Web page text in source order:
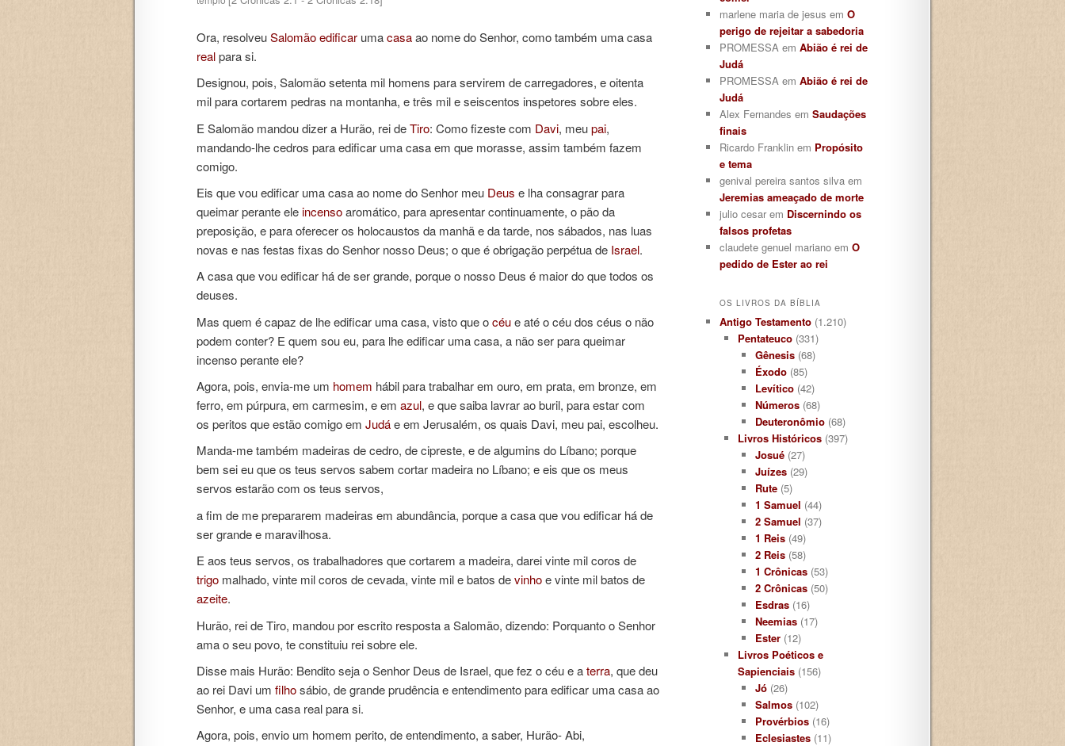
Ora, resolveuSalomãoedificar umacasaao nome do Senhor, como também uma casa
realpara si.
Designou, pois, Salomão setenta mil homens para servirem de carregadores, e oitenta
mil para cortarem pedras na montanha, e três mil e seiscentos inspetores sobre eles.
E Salomão mandou dizer a Hurão, rei deTiro: Como fizeste com Davi, meupai,
mandando-lhe cedros para edificar uma casa em que morasse, assim também fazem
comigo.
Eis que vou edificar uma casa ao nome do Senhor meu Deus e lha consagrar para
queimar perante eleincensoaromático, para apresentar continuamente, o pão da
preposição, e para oferecer os holocaustos da manhã e da tarde, nos sábados, nas luas
novas e nas festas fixas do Senhor nosso Deus; o que é obrigação perpétua de Israel.
A casa que vou edificar há de ser grande, porque o nosso Deus é maior do que todos os
deuses.
Mas quem é capaz de lhe edificar uma casa, visto que océue até o céu dos céus o não
podem conter? E quem sou eu, para lhe edificar uma casa, a não ser para queimar
incenso perante ele?
Agora, pois, envia-me um homem hábil para trabalhar em ouro, em prata, em bronze, em
ferro, em púrpura, em carmesim, e em azul, e que saiba lavrar ao buril, para estar com
os peritos que estão comigo em Judáe em Jerusalém, os quais Davi, meu pai, escolheu.
Manda-me também madeiras de cedro, de cipreste, e de algumins do Líbano; porque
bem sei eu que os teus servos sabem cortar madeira no Líbano; e eis que os meus
servos estarão com os teus servos,
a fim de me prepararem madeiras em abundância, porque a casa que vou edificar há de
ser grande e maravilhosa.
E aos teus servos, os trabalhadores que cortarem a madeira, darei vinte mil coros de
trigo malhado, vinte mil coros de cevada, vinte mil e batos devinhoe vinte mil batos de
azeite.
Hurão, rei de Tiro, mandou por escrito resposta a Salomão, dizendo: Porquanto o Senhor
ama o seu povo, te constituiu rei sobre ele.
Disse mais Hurão: Bendito seja o Senhor Deus de Israel, que fez o céu e aterra, que deu
ao rei Davi um filhosábio, de grande prudência e entendimento para edificar uma casa ao
Senhor, e uma casa real para si.
Agora, pois, envio um homem perito, de entendimento, a saber, Hurão- Abi,
marlene maria de jesus em O
perigo de rejeitar a sabedoria
PROMESSA em Abião é rei de
Judá
PROMESSA em Abião é rei de
Judá
Alex Fernandes em Saudações
finais
Ricardo Franklin em Propósito
e tema
genival pereira santos silva em
Jeremias ameaçado de morte
julio cesar em Discernindo os
falsos profetas
claudete genuel mariano em O
pedido de Ester ao rei
OS LIVROS DA BÍBLIA
Antigo Testamento (1.210)
Pentateuco(331)
Gênesis (68)
Éxodo (85)
Levítico (42)
Números (68)
Deuteronômio (68)
Livros Históricos(397)
Josué (27)
Juízes (29)
Rute (5)
1 Samuel (44)
2 Samuel (37)
1 Reis (49)
2 Reis (58)
1 Crônicas (53)
2 Crônicas (50)
Esdras (16)
Neemias (17)
Ester (12)
Livros Poéticos e
Sapienciais(156)
Jó (26)
Salmos (102)
Provérbios (16)
Eclesiastes (11)